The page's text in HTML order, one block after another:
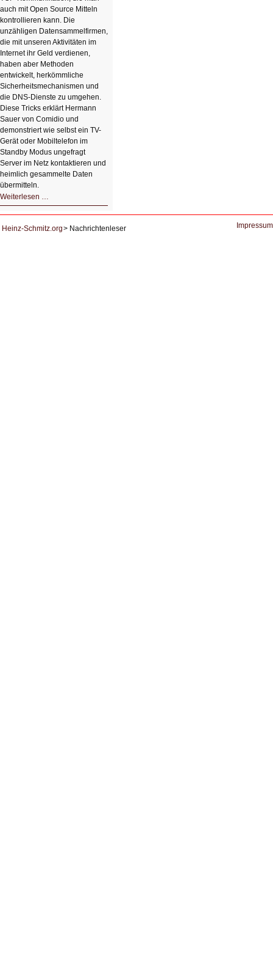
auch mit Open Source Mitteln
kontrollieren kann. Die
unzähligen Datensammelfirmen,
die mit unseren Aktivitäten im
Internet ihr Geld verdienen,
haben aber Methoden
entwickelt, herkömmliche
Sicherheitsmechanismen und
die DNS-Dienste zu umgehen.
Diese Tricks erklärt Hermann
Sauer von Comidio und
demonstriert wie selbst ein TV-
Gerät oder Mobiltelefon im
Standby Modus ungefragt
Server im Netz kontaktieren und
heimlich gesammelte Daten
übermitteln.
Weiterlesen …
DNS
Heinz-Schmitz.org
Nachrichtenleser Impressum